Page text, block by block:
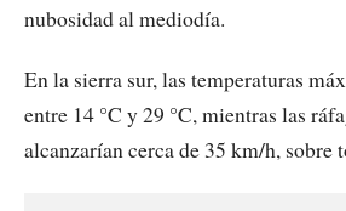
nubosidad al mediodía.
En la sierra sur, las temperaturas
entre 14 °C y 29 °C, mientras las
alcanzarían cerca de 35 km/h, sobre